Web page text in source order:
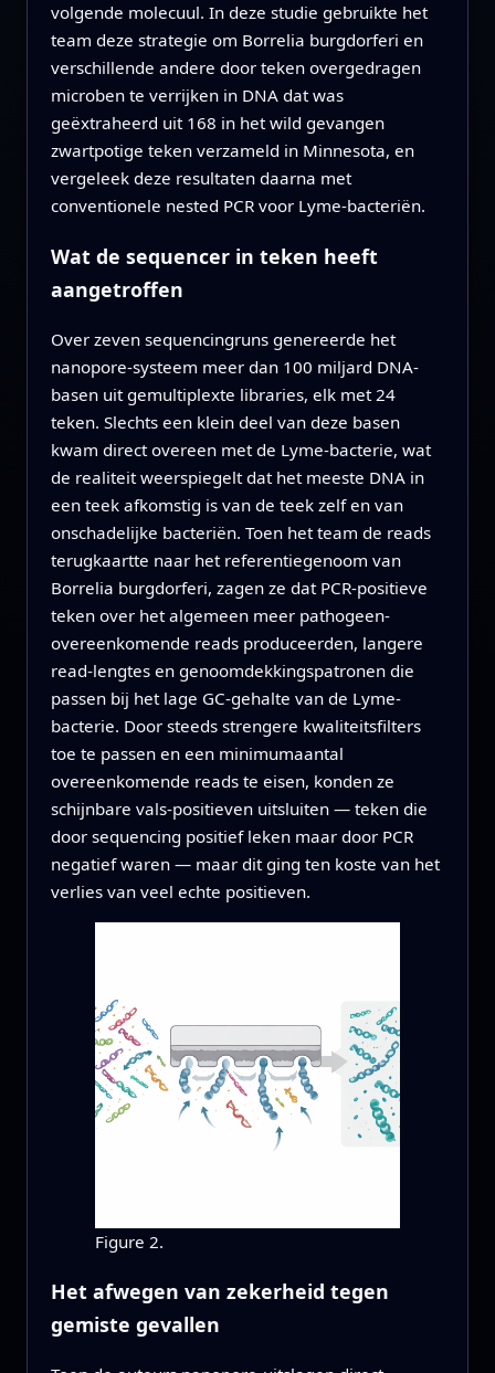
volgende molecuul. In deze studie gebruikte het
team deze strategie om Borrelia burgdorferi en
verschillende andere door teken overgedragen
microben te verrijken in DNA dat was
geëxtraheerd uit 168 in het wild gevangen
zwartpotige teken verzameld in Minnesota, en
vergeleek deze resultaten daarna met
conventionele nested PCR voor Lyme-bacteriën.
Wat de sequencer in teken heeft
aangetroffen
Over zeven sequencingruns genereerde het
nanopore-systeem meer dan 100 miljard DNA-
basen uit gemultiplexte libraries, elk met 24
teken. Slechts een klein deel van deze basen
kwam direct overeen met de Lyme-bacterie, wat
de realiteit weerspiegelt dat het meeste DNA in
een teek afkomstig is van de teek zelf en van
onschadelijke bacteriën. Toen het team de reads
terugkaartte naar het referentiegenoom van
Borrelia burgdorferi, zagen ze dat PCR-positieve
teken over het algemeen meer pathogeen-
overeenkomende reads produceerden, langere
read-lengtes en genoomdekkingspatronen die
passen bij het lage GC-gehalte van de Lyme-
bacterie. Door steeds strengere kwaliteitsfilters
toe te passen en een minimumaantal
overeenkomende reads te eisen, konden ze
schijnbare vals-positieven uitsluiten — teken die
door sequencing positief leken maar door PCR
negatief waren — maar dit ging ten koste van het
verlies van veel echte positieven.
Figure 2.
Het afwegen van zekerheid tegen
gemiste gevallen